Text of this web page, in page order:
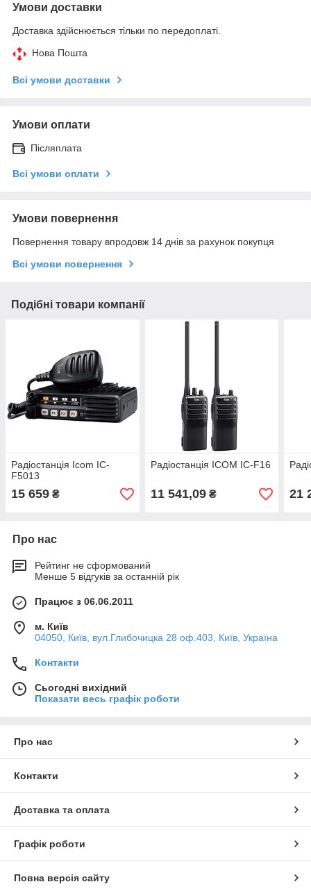
Умови доставки
Доставка здійснюється тільки по передоплаті.
Нова Пошта
Всі умови доставки
Умови оплати
Післяплата
Всі умови оплати
Умови повернення
Повернення товару впродовж 14 днів за рахунок покупця
Всі умови повернення
Подібні товари компанії
Радіостанція Icom IC-
F5013
15 659 ₴
Радіостанція ICOM IC-F16
11 541,09₴ 21
Про нас
Рейтинг не сформований
Менше 5 відгуків за останній рік
Працює з 06.06.2011
м. Київ
04050, Київ, вул.Глибочицка 28 оф.403, Київ, Україна
Контакти
Сьогодні вихідний
Показати весь графік роботи
Про нас
Контакти
Доставка та оплата
Графік роботи
Повна версія сайту